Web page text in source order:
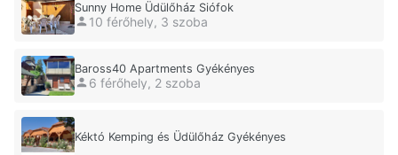
Sunny Home Üdülőház Siófok
10 férőhely, 3 szoba
Baross40 Apartments Gyékényes
6 férőhely, 2 szoba
Kéktó Kemping és Üdülőház Gyékényes